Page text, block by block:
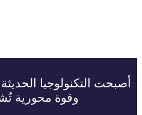
أصبحت التكنولوجيا
وقوة محورية